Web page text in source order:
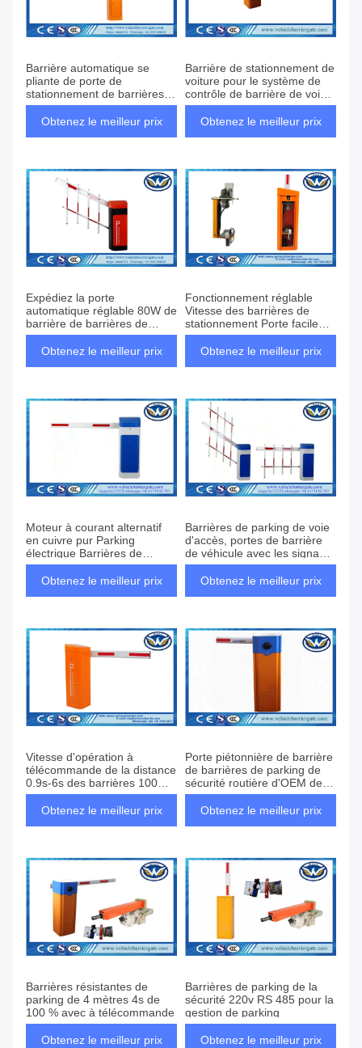
Barrière automatique se
pliante de porte de
stationnement de barrières
de parking de bras, orange
Obtenez le meilleur prix
Barrière de stationnement de
voiture pour le système de
contrôle de barrière de voie
d'accès de véhicule
Obtenez le meilleur prix
Expédiez la porte
automatique réglable 80W de
barrière de barrières de
parking multi - armez le type
Obtenez le meilleur prix
Fonctionnement réglable
Vitesse des barrières de
stationnement Porte facile
d'installation 24/100/240VAC
Obtenez le meilleur prix
Moteur à courant alternatif
en cuivre pur Parking
électrique Barrières de
stationnement Porte bras
droit Parking automatique
Obtenez le meilleur prix
Barrières de parking de voie
d'accès, portes de barrière
de véhicule avec les signaux
lumineux menés
Obtenez le meilleur prix
Vitesse d'opération à
télécommande de la distance
0.9s-6s des barrières 100m
de parking
Obtenez le meilleur prix
Porte piétonnière de barrière
de barrières de parking de
sécurité routière d'OEM de
cellule photo-électrique
Obtenez le meilleur prix
Barrières résistantes de
parking de 4 mètres 4s de
100 % avec à télécommande
Obtenez le meilleur prix
Barrières de parking de la
sécurité 220v RS 485 pour la
gestion de parking
Obtenez le meilleur prix